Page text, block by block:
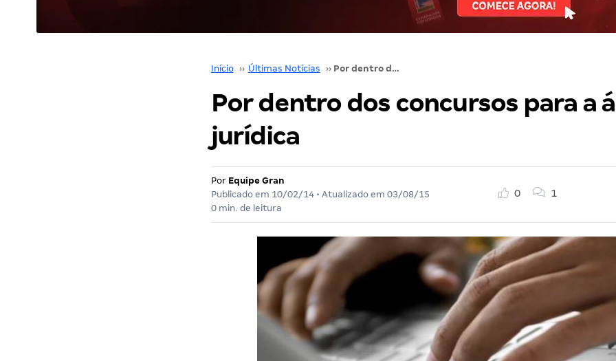
Início ›› Últimas Notícias ›› Por dentro dos concursos para a área jurídica
Por dentro dos concursos para a
jurídica
Por Equipe Gran
Publicado em 10/02/14• Atualizado em 03/08/15
0 min. de leitura
0 1